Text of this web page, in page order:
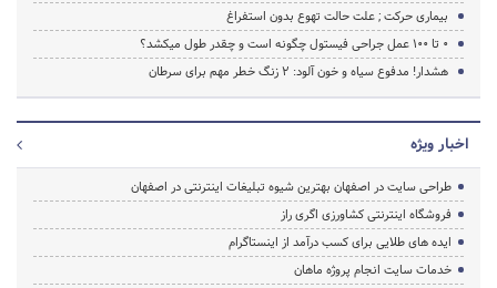
بیماری حرکت ; علت حالت تهوع بدون استفراغ
0 تا 100 عمل جراحی فیستول چگونه است و چقدر طول میکشد؟
هشدار! مدفوع سیاه و خون آلود: ۲ زنگ خطر مهم برای سرطان
اخبار ویژه
طراحی سایت در اصفهان بهترین شیوه تبلیغات اینترنتی در اصفهان
فروشگاه اینترنتی کشاورزی اگری راز
ایده های طلایی برای کسب درآمد از اینستاگرام
خدمات سایت انجام پروژه ماهان